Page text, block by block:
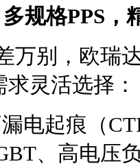
规格PPS，
万别，欧瑞
灵活选择：
电起痕（
、高电压